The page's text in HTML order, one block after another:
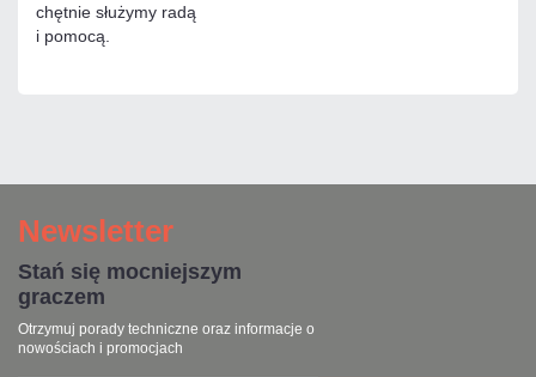
chętnie służymy radą
i pomocą.
Newsletter
Stań się mocniejszym
graczem
Otrzymuj porady techniczne oraz informacje o
nowościach i promocjach